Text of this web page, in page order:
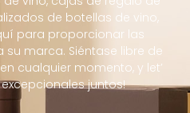
de botellas de vino,
para proporcionar las
marca. Siéntase libre de
cualquier momento, y let’
juntos!